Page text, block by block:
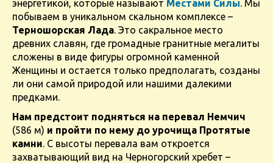
энергетикой, которые называют Местами Силы. Мы
побываем в уникальном скальном комплексе –
Терношорская Лада. Это сакральное место
древних славян, где громадные гранитные мегалиты
сложены в виде фигуры огромной каменной
Женщины и остается только предполагать, созданы
ли они самой природой или нашими далекими
предками.
Нам предстоит подняться на перевал Немчич
(586 м) и пройти по нему до урочища Протятые
камни. С высоты перевала вам откроется
захватывающий вид на Черногорский хребет –